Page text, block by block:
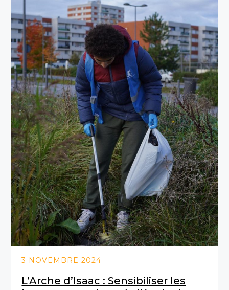
3 NOVEMBRE 2024
L’Arche d’Isaac : Sensibiliser les